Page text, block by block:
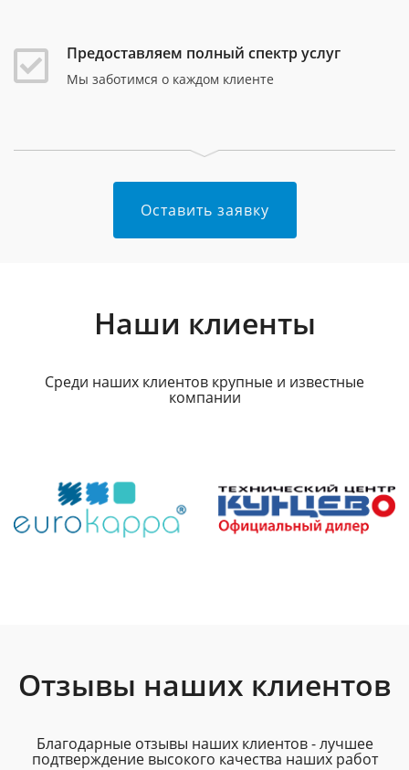
Предоставляем полный спектр услуг
Мы заботимся о каждом клиенте
Оставить заявку
Наши клиенты
Среди наших клиентов крупные и известные
компании
Отзывы наших клиентов
Благодарные отзывы наших клиентов - лучшее
подтверждение высокого качества наших работ